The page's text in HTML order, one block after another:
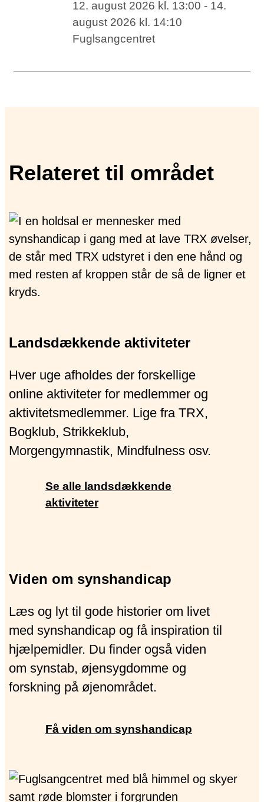
12. august 2026 kl. 13:00 - 14.
august 2026 kl. 14:10
Fuglsangcentret
Relateret til området
Landsdækkende aktiviteter
Hver uge afholdes der forskellige
online aktiviteter for medlemmer og
aktivitetsmedlemmer. Lige fra TRX,
Bogklub, Strikkeklub,
Morgengymnastik, Mindfulness osv.
Se alle landsdækkende
aktiviteter
Viden om synshandicap
Læs og lyt til gode historier om livet
med synshandicap og få inspiration til
hjælpemidler. Du finder også viden
om synstab, øjensygdomme og
forskning på øjenområdet.
Få viden om synshandicap